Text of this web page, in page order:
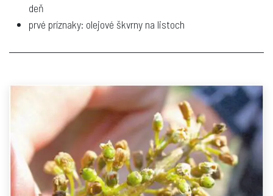
deň
prvé príznaky: olejové škvrny na listoch